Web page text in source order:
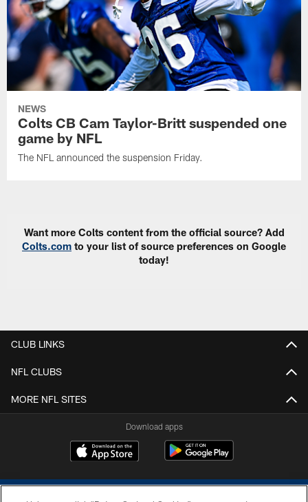
NEWS
Colts CB Cam Taylor-Britt suspended one
game by NFL
The NFL announced the suspension Friday.
Want more Colts content from the official source? Add
Colts.com to your list of source preferences on Google
today!
CLUB LINKS
NFL CLUBS
MORE NFL SITES
Download apps